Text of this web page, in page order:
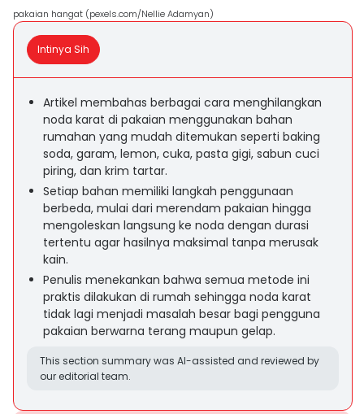
pakaian hangat (pexels.com/Nellie Adamyan)
Intinya Sih
Artikel membahas berbagai cara menghilangkan
noda karat di pakaian menggunakan bahan
rumahan yang mudah ditemukan seperti baking
soda, garam, lemon, cuka, pasta gigi, sabun cuci
piring, dan krim tartar.
Setiap bahan memiliki langkah penggunaan
berbeda, mulai dari merendam pakaian hingga
mengoleskan langsung ke noda dengan durasi
tertentu agar hasilnya maksimal tanpa merusak
kain.
Penulis menekankan bahwa semua metode ini
praktis dilakukan di rumah sehingga noda karat
tidak lagi menjadi masalah besar bagi pengguna
pakaian berwarna terang maupun gelap.
This section summary was AI-assisted and reviewed by
our editorial team.